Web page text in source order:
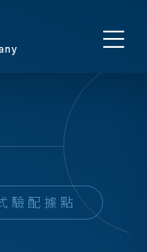
驗配據點